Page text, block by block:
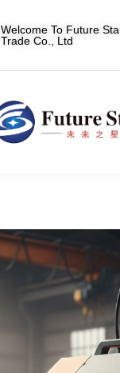
Welcome To Future
Trade Co., Ltd